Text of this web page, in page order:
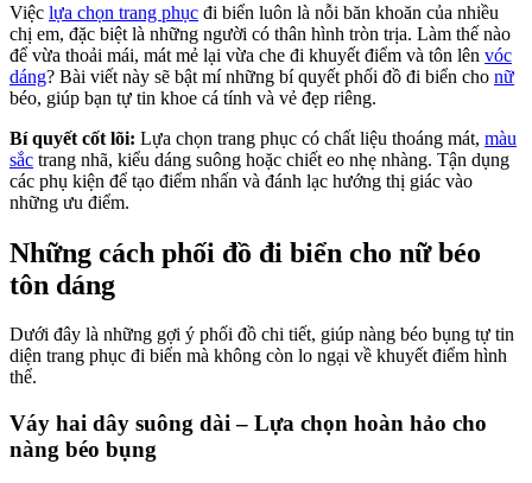
Việc lựa chọn trang phục đi biển luôn là nỗi băn khoăn của nhiều
chị em, đặc biệt là những người có thân hình tròn trịa. Làm thế nào
để vừa thoải mái, mát mẻ lại vừa che đi khuyết điểm và tôn lên vóc
dáng? Bài viết này sẽ bật mí những bí quyết phối đồ đi biển cho nữ
béo, giúp bạn tự tin khoe cá tính và vẻ đẹp riêng.
Bí quyết cốt lõi: Lựa chọn trang phục có chất liệu thoáng mát, màu
sắc trang nhã, kiểu dáng suông hoặc chiết eo nhẹ nhàng. Tận dụng
các phụ kiện để tạo điểm nhấn và đánh lạc hướng thị giác vào
những ưu điểm.
Những cách phối đồ đi biển cho nữ béo
tôn dáng
Dưới đây là những gợi ý phối đồ chi tiết, giúp nàng béo bụng tự tin
diện trang phục đi biển mà không còn lo ngại về khuyết điểm hình
thể.
Váy hai dây suông dài – Lựa chọn hoàn hảo cho
nàng béo bụng